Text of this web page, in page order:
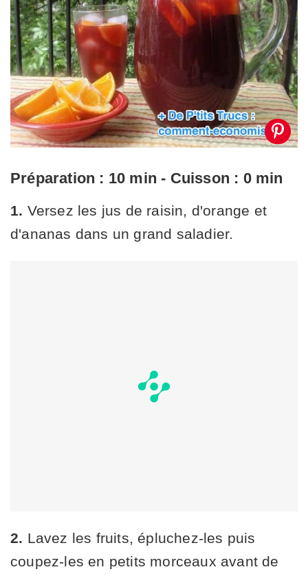
Préparation : 10 min - Cuisson : 0 min
1. Versez les jus de raisin, d'orange et
d'ananas dans un grand saladier.
2. Lavez les fruits, épluchez-les puis
coupez-les en petits morceaux avant de